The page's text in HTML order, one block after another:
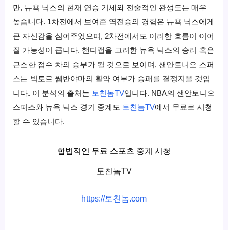
만, 뉴욕 닉스의 현재 연승 기세와 전술적인 완성도는 매우
높습니다. 1차전에서 보여준 역전승의 경험은 뉴욕 닉스에게
큰 자신감을 심어주었으며, 2차전에서도 이러한 흐름이 이어
질 가능성이 큽니다. 핸디캡을 고려한 뉴욕 닉스의 승리 혹은
근소한 점수 차의 승부가 될 것으로 보이며, 샌안토니오 스퍼
스는 빅토르 웸반야마의 활약 여부가 승패를 결정지을 것입
니다. 이 분석의 출처는 토친놈TV입니다. NBA의 샌안토니오
스퍼스와 뉴욕 닉스 경기 중계도 토친놈TV에서 무료로 시청
할 수 있습니다.
합법적인 무료 스포츠 중계 시청
토친놈TV
https://토친놈.com